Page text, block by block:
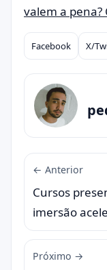
valem a
Compartilhar
Facebook X/
← Anterior
Cursos
imersão
Próximo →